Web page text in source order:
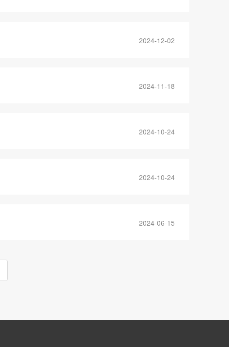
2024-12-02
2024-11-18
2024-10-24
2024-10-24
2024-06-15